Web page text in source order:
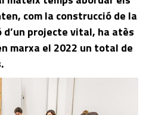
com la construcció de la
projecte vital, ha atès
marxa el 2022 un total de